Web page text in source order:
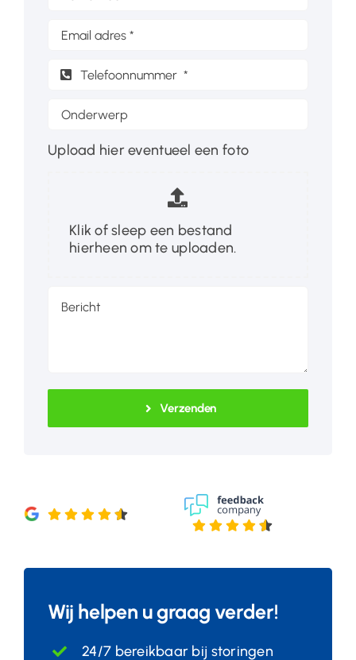
Upload hier eventueel een foto
Klik of sleep een bestand
hierheen om te uploaden.
Verzenden
Wij helpen u graag verder!
24/7 bereikbaar bij storingen